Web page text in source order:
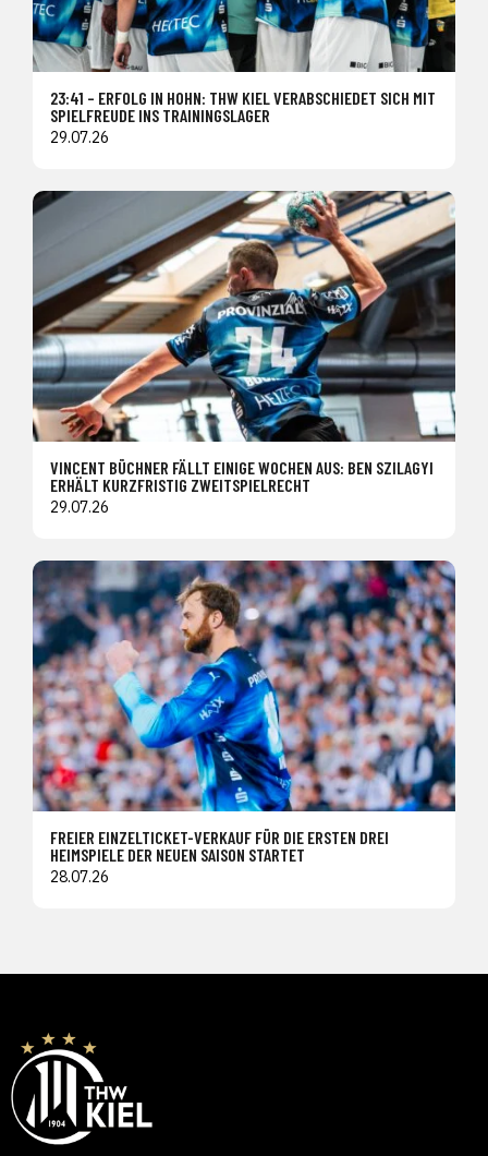
23:41 – ERFOLG IN HOHN: THW KIEL VERABSCHIEDET SICH MIT
SPIELFREUDE INS TRAININGSLAGER
29.07.26
VINCENT BÜCHNER FÄLLT EINIGE WOCHEN AUS: BEN SZILAGYI
ERHÄLT KURZFRISTIG ZWEITSPIELRECHT
29.07.26
FREIER EINZELTICKET-VERKAUF FÜR DIE ERSTEN DREI
HEIMSPIELE DER NEUEN SAISON STARTET
28.07.26